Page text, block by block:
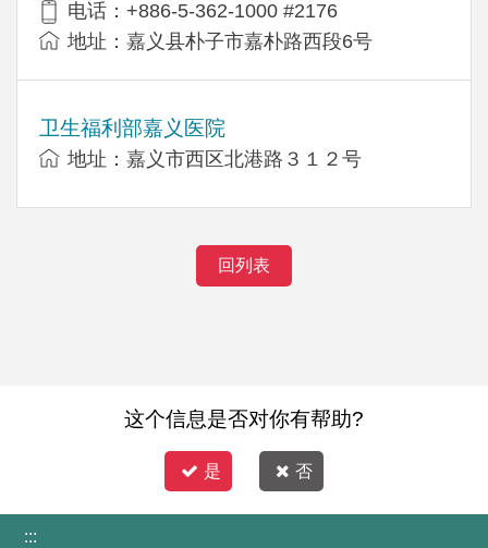
电话：+886-5-362-1000 #2176
地址：嘉义县朴子市嘉朴路西段6号
卫生福利部嘉义医院
地址：嘉义市西区北港路３１２号
回列表
这个信息是否对你有帮助?
是 否
:::